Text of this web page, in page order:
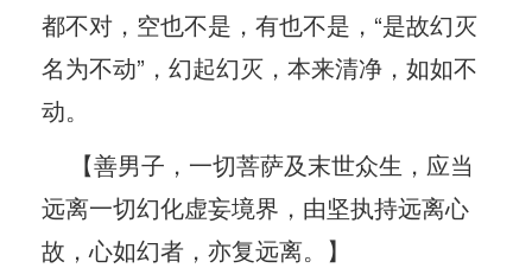
都不对，空也不是，有也不是，“是故幻灭
名为不动”，幻起幻灭，本来清净，如如不
动。
【善男子，一切菩萨及末世众生，应当
远离一切幻化虚妄境界，由坚执持远离心
故，心如幻者，亦复远离。】